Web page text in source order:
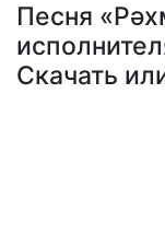
Песня
Скачать